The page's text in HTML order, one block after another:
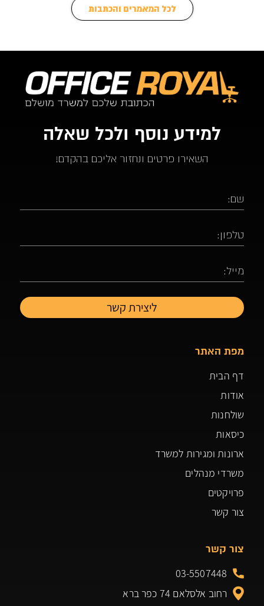
לכל המאמרים והכתבות
למידע נוסף ולכל שאלה
השאירו פרטים ונחזור אליכם בהקדם!
מפת האתר
דף הבית
אודות
שולחנות
כיסאות
ארונות ומגירות למשרד
משרדי מנהלים
פרויקטים
צור קשר
צור קשר
03-5507448
רחוב אלסלאם 74 כפר ברא